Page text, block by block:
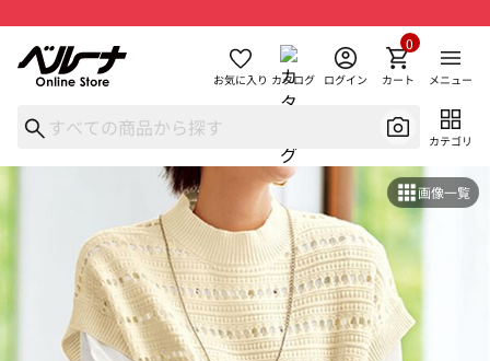
お気に入り カタログ ログイン カート
0
メニュー
カテゴリ
画像一覧